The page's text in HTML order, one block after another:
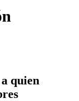
quien